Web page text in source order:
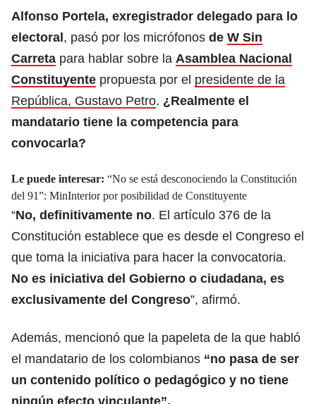
Alfonso Portela, exregistrador delegado para lo
electoral, pasó por los micrófonos de W Sin
Carreta para hablar sobre la Asamblea Nacional
Constituyente propuesta por el presidente de la
República, Gustavo Petro. ¿Realmente el
mandatario tiene la competencia para
convocarla?
Le puede interesar: “No se está desconociendo la Constitución
del 91”: MinInterior por posibilidad de Constituyente
“No, definitivamente no. El artículo 376 de la
Constitución establece que es desde el Congreso el
que toma la iniciativa para hacer la convocatoria.
No es iniciativa del Gobierno o ciudadana, es
exclusivamente del Congreso”, afirmó.
Además, mencionó que la papeleta de la que habló
el mandatario de los colombianos “no pasa de ser
un contenido político o pedagógico y no tiene
ningún efecto vinculante”.